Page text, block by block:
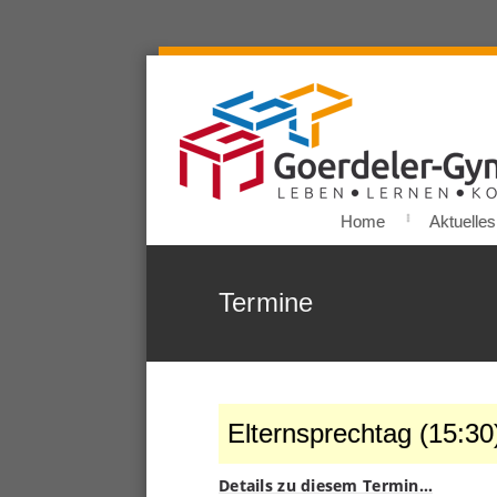
Home Aktuelles
Termine
Elternsprechtag
Details zu diesem Termin…